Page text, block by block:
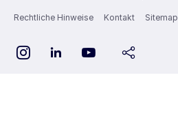
Rechtliche Hinweise Kontakt Sitemap
Instagram
LinkedInYouTube
share